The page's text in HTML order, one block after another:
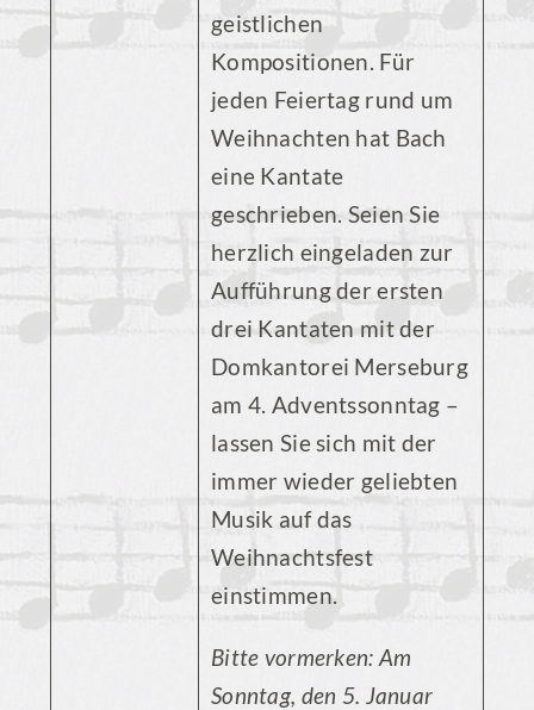
geistlichen
Kompositionen. Für
jeden Feiertag rund um
Weihnachten hat Bach
eine Kantate
geschrieben. Seien Sie
herzlich eingeladen zur
Aufführung der ersten
drei Kantaten mit der
Domkantorei Merseburg
am 4. Adventssonntag –
lassen Sie sich mit der
immer wieder geliebten
Musik auf das
Weihnachtsfest
einstimmen.
Bitte vormerken: Am
Sonntag, den 5. Januar